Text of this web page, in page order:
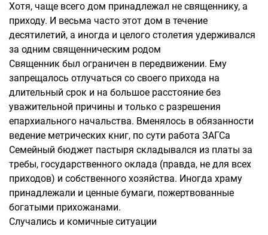
Хотя, чаще всего дом принадлежал не священнику, а
приходу. И весьма часто этот дом в течение
десятилетий, а иногда и целого столетия удерживался
за одним священническим родом
Священник был ограничен в передвижении. Ему
запрещалось отлучаться со своего прихода на
длительный срок и на большое расстояние без
уважительной причины и только с разрешения
епархиального начальства. Вменялось в обязанности
ведение метрических книг, по сути работа ЗАГСа
Семейный бюджет пастыря складывался из платы за
требы, государственного оклада (правда, не для всех
приходов) и собственного хозяйства. Иногда храму
принадлежали и ценные бумаги, пожертвованные
богатыми прихожанами.
Случались и комичные ситуации